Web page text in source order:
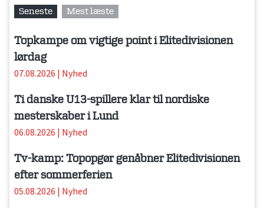
Seneste Mest læste
Topkampe om vigtige point i Elitedivisionen
lørdag
07.08.2026 | Nyhed
Ti danske U13-spillere klar til nordiske
mesterskaber i Lund
06.08.2026 | Nyhed
Tv-kamp: Topopgør genåbner Elitedivisionen
efter sommerferien
05.08.2026 | Nyhed